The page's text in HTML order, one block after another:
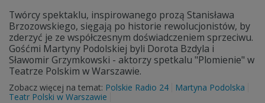
Twórcy spektaklu, inspirowanego prozą Stanisława
Brzozowskiego, sięgają po historie rewolucjonistów, by
zderzyć je ze współczesnym doświadczeniem sprzeciwu.
Gośćmi Martyny Podolskiej byli Dorota Bzdyla i
Sławomir Grzymkowski - aktorzy spetkalu "Plomienie" w
Teatrze Polskim w Warszawie.
Zobacz więcej na temat: Polskie Radio 24
Martyna Podolska
Teatr Polski w Warszawie